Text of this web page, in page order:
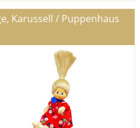
Karussell / Puppenhaus